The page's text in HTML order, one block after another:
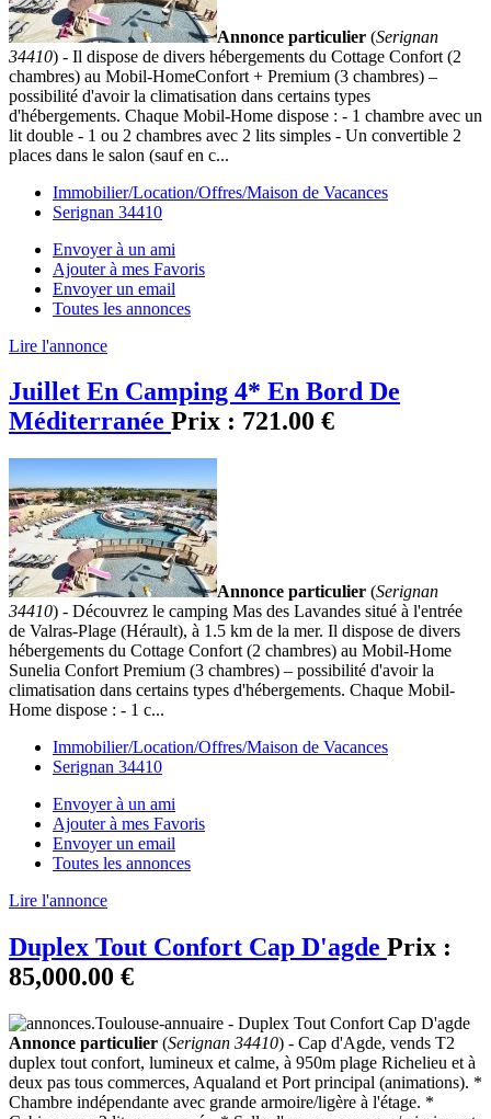
Annonce particulier (Serignan
34410) - Il dispose de divers hébergements du Cottage Confort (2
chambres) au Mobil-HomeConfort + Premium (3 chambres) –
possibilité d'avoir la climatisation dans certains types
d'hébergements. Chaque Mobil-Home dispose : - 1 chambre avec un
lit double - 1 ou 2 chambres avec 2 lits simples - Un convertible 2
places dans le salon (sauf en c...
Immobilier/Location/Offres/Maison de Vacances
Serignan 34410
Envoyer à un ami
Ajouter à mes Favoris
Envoyer un email
Toutes les annonces
Lire l'annonce
Juillet En Camping 4* En Bord De
Méditerranée Prix : 721.00 €
Annonce particulier (Serignan
34410) - Découvrez le camping Mas des Lavandes situé à l'entrée
de Valras-Plage (Hérault), à 1.5 km de la mer. Il dispose de divers
hébergements du Cottage Confort (2 chambres) au Mobil-Home
Sunelia Confort Premium (3 chambres) – possibilité d'avoir la
climatisation dans certains types d'hébergements. Chaque Mobil-
Home dispose : - 1 c...
Immobilier/Location/Offres/Maison de Vacances
Serignan 34410
Envoyer à un ami
Ajouter à mes Favoris
Envoyer un email
Toutes les annonces
Lire l'annonce
Duplex Tout Confort Cap D'agde Prix :
85,000.00 €
Annonce particulier (Serignan 34410) - Cap d'Agde, vends T2
duplex tout confort, lumineux et calme, à 950m plage Richelieu et à
deux pas tous commerces, Aqualand et Port principal (animations). *
Chambre indépendante avec grande armoire/ligère à l'étage. *